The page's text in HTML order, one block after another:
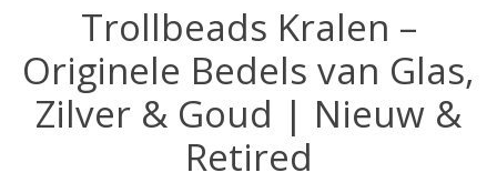
Trollbeads Kralen –
Originele Bedels van Glas,
Zilver & Goud | Nieuw &
Retired